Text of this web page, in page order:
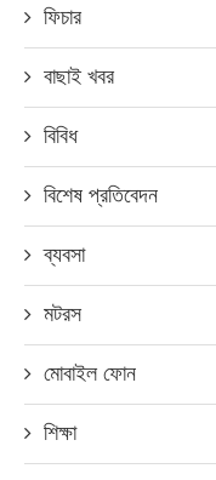
ফিচার
বাছাই খবর
বিবিধ
বিশেষ প্রতিবেদন
ব্যবসা
মটরস
মোবাইল ফোন
শিক্ষা